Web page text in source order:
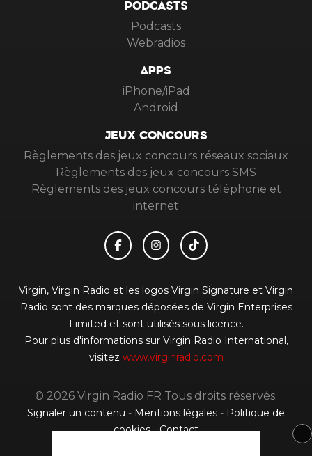
PODCASTS
Podcasts
Webradios
APPS
iPhone/iPad
Android
JEUX CONCOURS
Règlements des jeux concours réseaux sociaux
Règlements des jeux concours SMS
Règlements des jeux concours téléphone et
internet
Virgin, Virgin Radio et les logos Virgin Signature et Virgin
Radio sont des marques déposées de Virgin Enterprises
Limited et sont utilisés sous licence.
Pour plus d'informations sur Virgin Radio International,
visitez www.virginradio.com
© 2026 Virgin Radio FR Tous droits réservés.
Signaler un contenu - Mentions légales - Politique de
cookies-Contact